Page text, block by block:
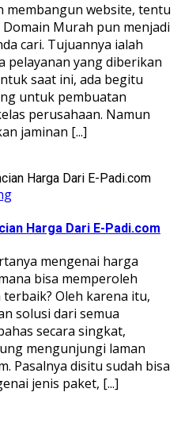
membangun website, tentu
Murah pun menjadi
cari. Tujuannya ialah
pelayanan yang diberikan
saat ini, ada begitu
untuk pembuatan
perusahaan. Namun
jaminan [...]
Harga Dari E-Padi.com
mengenai harga
bisa memperoleh
terbaik? Oleh karena itu,
solusi dari semua
secara singkat,
mengunjungi laman
Pasalnya disitu sudah bisa
jenis paket, [...]